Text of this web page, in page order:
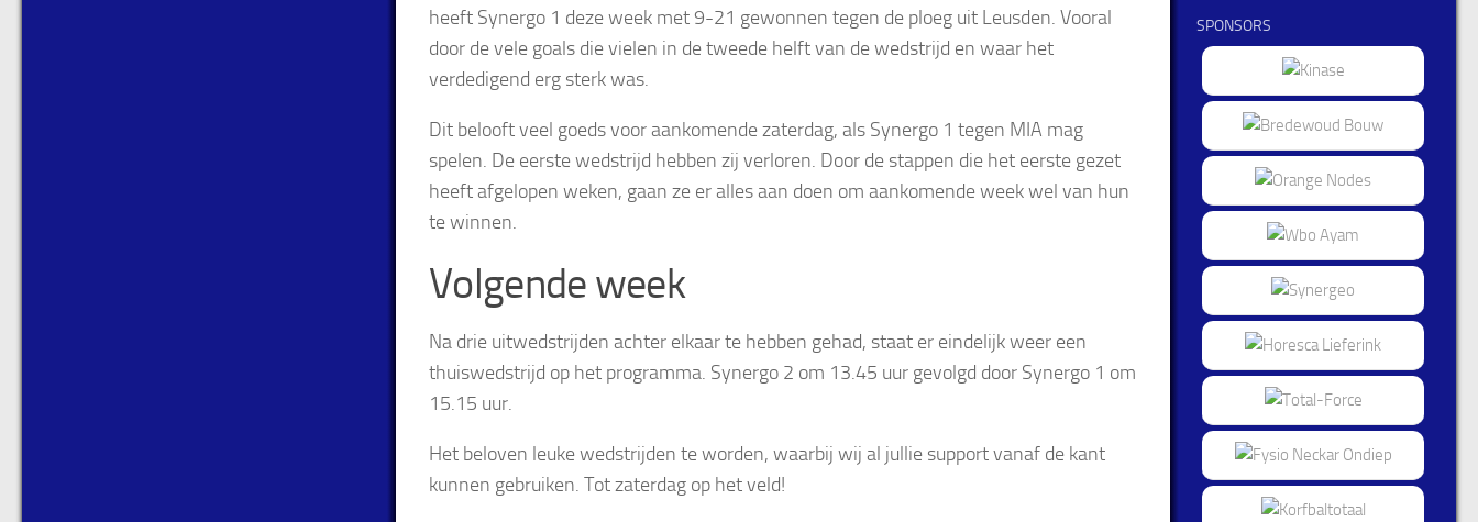
heeft Synergo 1 deze week met 9-21 gewonnen tegen de ploeg uit Leusden. Vooral
door de vele goals die vielen in de tweede helft van de wedstrijd en waar het
verdedigend erg sterk was.
Dit belooft veel goeds voor aankomende zaterdag, als Synergo 1 tegen MIA mag
spelen. De eerste wedstrijd hebben zij verloren. Door de stappen die het eerste gezet
heeft afgelopen weken, gaan ze er alles aan doen om aankomende week wel van hun
te winnen.
Volgende week
Na drie uitwedstrijden achter elkaar te hebben gehad, staat er eindelijk weer een
thuiswedstrijd op het programma. Synergo 2 om 13.45 uur gevolgd door Synergo 1 om
15.15 uur.
Het beloven leuke wedstrijden te worden, waarbij wij al jullie support vanaf de kant
kunnen gebruiken. Tot zaterdag op het veld!
SPONSORS